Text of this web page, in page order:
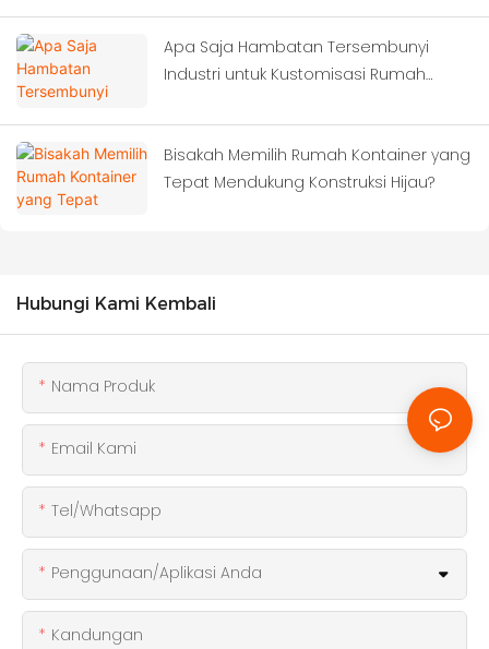
Apa Saja Hambatan Tersembunyi
Industri untuk Kustomisasi Rumah
Bisakah Memilih Rumah Kontainer yang
Tepat Mendukung Konstruksi Hijau?
Hubungi Kami Kembali
Nama Produk
Email Kami
Tel/whatsapp
Penggunaan/Aplikasi Anda
Kandungan